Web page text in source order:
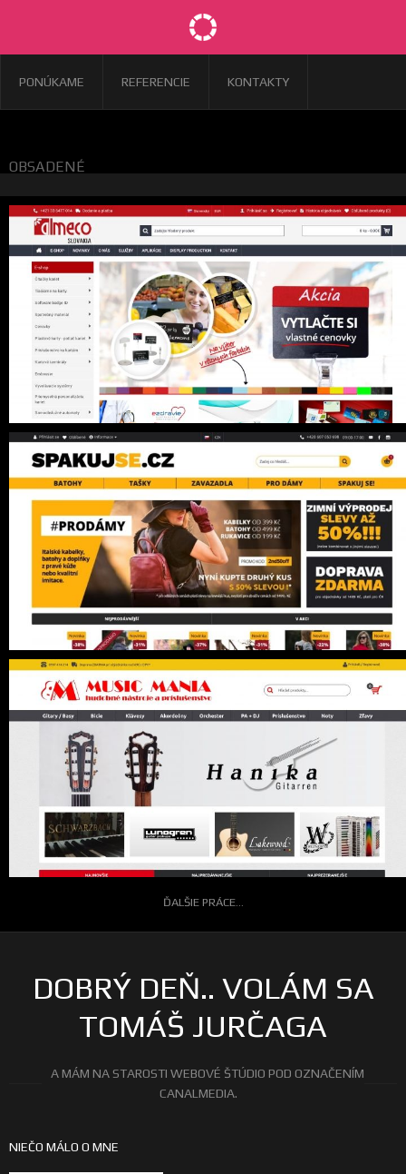
PONÚKAME REFERENCIE KONTAKTY
OBSADENÉ
ĎALŠIE PRÁCE...
DOBRÝ DEŇ.. VOLÁM SA
TOMÁŠ JURČAGA
A MÁM NA STAROSTI WEBOVÉ ŠTÚDIO POD OZNAČENÍM
CANALMEDIA.
NIEČO MÁLO O MNE